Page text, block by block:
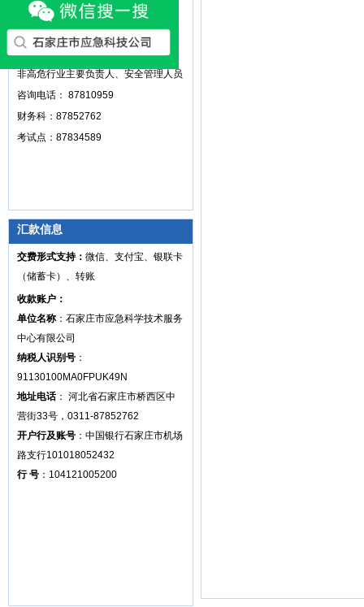
高危行业主要负责人和安全管理人员，
专项培训，全员培训
咨询电话：87816160
非高危行业主要负责人、安全管理人员
咨询电话： 87810959
财务科：87852762
考试点：87834589
汇款信息
交费形式支持： 微信、支付宝、银联卡
（储蓄卡）、转账
收款账户：
单位名称 ：石家庄市应急科学技术服务
中心有限公司
纳税人识别号 ：
91130100MA0FPUK49N
地址电话： 河北省石家庄市桥西区中
营街33号，0311-87852762
开户行及账号 ：中国银行石家庄市机场
路支行101018052432
行 号 ：104121005200